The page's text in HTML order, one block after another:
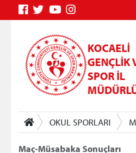
KOCAELİ
GENÇLİK
SPOR İL
OKUL SPORLARI
Maç-Müsabaka Sonuçları